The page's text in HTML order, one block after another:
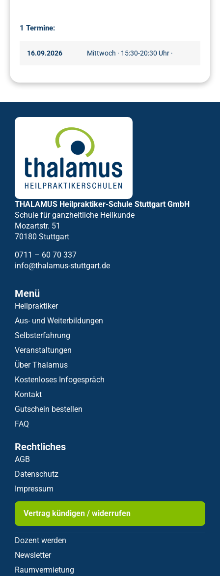
1 Termine:
16.09.2026 Mittwoch · 15:30-20:30 Uhr ·
THALAMUS Heilpraktiker-Schule Stuttgart GmbH
Schule für ganzheitliche Heilkunde
Mozartstr. 51
70180 Stuttgart
0711 – 60 70 337
info@thalamus-stuttgart.de
Menü
Heilpraktiker
Aus- und Weiterbildungen
Selbsterfahrung
Veranstaltungen
Über Thalamus
Kostenloses Infogespräch
Kontakt
Gutschein bestellen
FAQ
Rechtliches
AGB
Datenschutz
Impressum
Vertrag kündigen / widerrufen
Dozent werden
Newsletter
Raumvermietung